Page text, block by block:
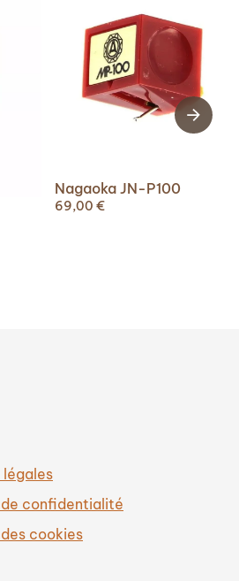
Nagaoka JN-P100
69,00 €
légales
confidentialité
cookies